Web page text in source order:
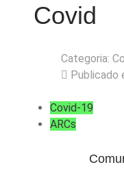
Covid
Categoria:
Publicado
Covid-19
ARCs